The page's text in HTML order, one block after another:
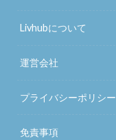
Livhubについて
運営会社
プライバシーポリシー
免責事項